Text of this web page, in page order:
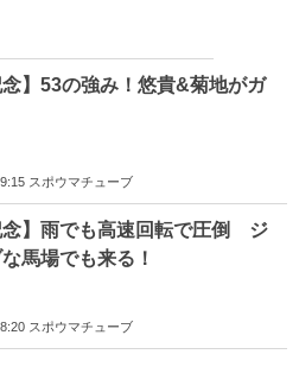
念】53の強み！悠貴&菊地がガ
スポウマチューブ
念】雨でも高速回転で圧倒 ジ
馬場でも来る！
スポウマチューブ